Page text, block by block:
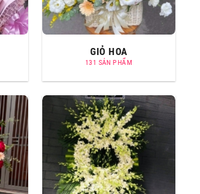
GIỎ HOA
131 SẢN PHẨM